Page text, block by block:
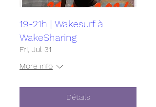
19-21h | Wakesurf à
WakeSharing
Fri, Jul 31
More info
Détails